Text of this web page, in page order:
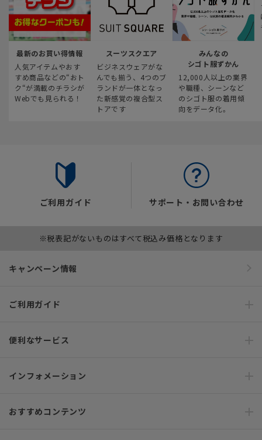
最新のお買い得情報
人気アイテムやおす
すめ商品などの“おト
ク“が満載のチラシが
Webでも見られる！
スーツスクエア
ビジネスウェアがな
んでも揃う、4つのブ
ランドが一体となっ
た新感覚の複合型ス
トアです
みんなの
シゴト服ずかん
12,000人以上の業界
や職種、シーンなど
のシゴト服の着用傾
向をデータ化。
ご利用ガイド サポート・お問い合わせ
※税表記がないものはすべて税込み価格となります
キャンペーン情報
ご利用ガイド
便利なサービス
インフォメーション
おすすめコンテンツ